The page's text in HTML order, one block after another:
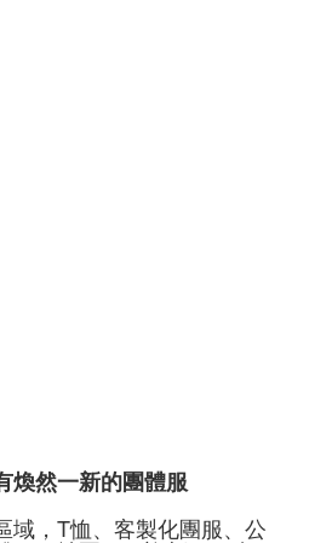
煥然一新的團體服
域，T恤、客製化團服、公